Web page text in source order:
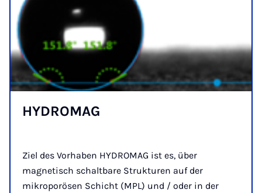
HY­DRO­MAG
Ziel des Vorhaben HYDROMAG ist es, über
magnetisch schaltbare Strukturen auf der
mikroporösen Schicht (MPL) und / oder in der